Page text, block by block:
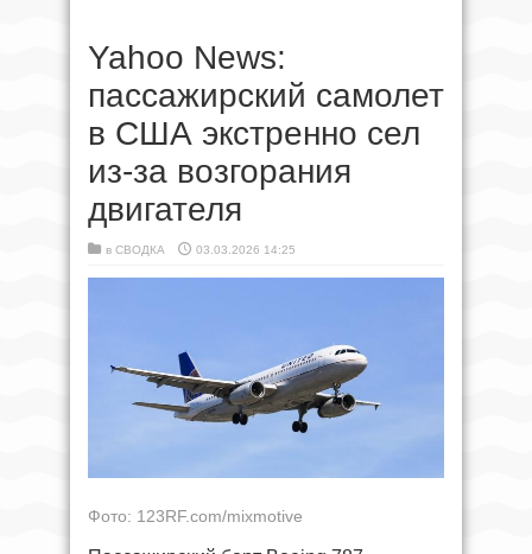
Yahoo News:
пассажирский самолет
в США экстренно сел
из-за возгорания
двигателя
в СВОДКА 03.03.2026 14:25
Фото: 123RF.com/mixmotive